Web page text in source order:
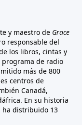
y maestro de Grace
responsable del
los libros, cintas y
programa de radio
más de 800
centros de
Canadá,
En su historia
ha distribuido 13